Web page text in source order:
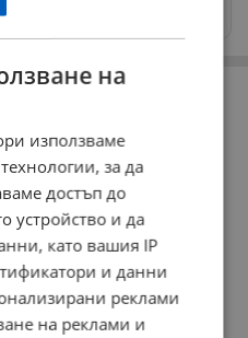
на
използваме
за да
достъп до
устройство и да
като вашия IP
и данни
реклами
на реклами и